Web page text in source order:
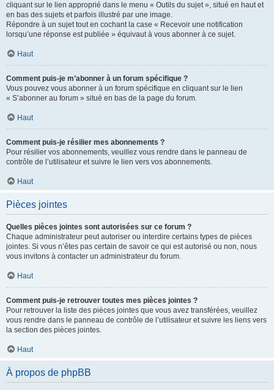
cliquant sur le lien approprié dans le menu « Outils du sujet », situé en haut et
en bas des sujets et parfois illustré par une image.
Répondre à un sujet tout en cochant la case « Recevoir une notification
lorsqu’une réponse est publiée » équivaut à vous abonner à ce sujet.
Haut
Comment puis-je m’abonner à un forum spécifique ?
Vous pouvez vous abonner à un forum spécifique en cliquant sur le lien
« S’abonner au forum » situé en bas de la page du forum.
Haut
Comment puis-je résilier mes abonnements ?
Pour résilier vos abonnements, veuillez vous rendre dans le panneau de
contrôle de l’utilisateur et suivre le lien vers vos abonnements.
Haut
Pièces jointes
Quelles pièces jointes sont autorisées sur ce forum ?
Chaque administrateur peut autoriser ou interdire certains types de pièces
jointes. Si vous n’êtes pas certain de savoir ce qui est autorisé ou non, nous
vous invitons à contacter un administrateur du forum.
Haut
Comment puis-je retrouver toutes mes pièces jointes ?
Pour retrouver la liste des pièces jointes que vous avez transférées, veuillez
vous rendre dans le panneau de contrôle de l’utilisateur et suivre les liens vers
la section des pièces jointes.
Haut
À propos de phpBB